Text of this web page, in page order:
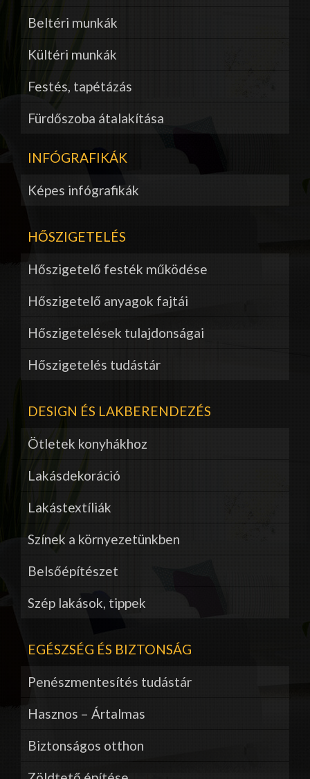
Beltéri munkák
Kültéri munkák
Festés, tapétázás
Fürdőszoba átalakítása
INFÓGRAFIKÁK
Képes infógrafikák
HŐSZIGETELÉS
Hőszigetelő festék működése
Hőszigetelő anyagok fajtái
Hőszigetelések tulajdonságai
Hőszigetelés tudástár
DESIGN ÉS LAKBERENDEZÉS
Ötletek konyhákhoz
Lakásdekoráció
Lakástextíliák
Színek a környezetünkben
Belsőépítészet
Szép lakások, tippek
EGÉSZSÉG ÉS BIZTONSÁG
Penészmentesítés tudástár
Hasznos – Ártalmas
Biztonságos otthon